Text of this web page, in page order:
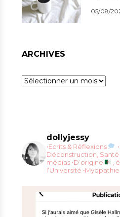
05/08/
ARCHIVES
Archives
dollyjessy
•Ecrits & Réflexions
Déconstruction,
médias •D’origine
,
l’Université •Myopathie